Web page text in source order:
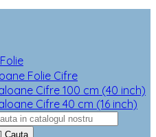
Folie Cifre
Cifre 100 cm (40 inch)
Cifre 40 cm (16 inch)
Cauta